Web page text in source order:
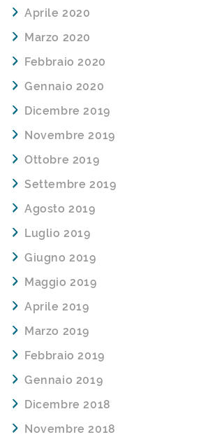
Aprile 2020
Marzo 2020
Febbraio 2020
Gennaio 2020
Dicembre 2019
Novembre 2019
Ottobre 2019
Settembre 2019
Agosto 2019
Luglio 2019
Giugno 2019
Maggio 2019
Aprile 2019
Marzo 2019
Febbraio 2019
Gennaio 2019
Dicembre 2018
Novembre 2018